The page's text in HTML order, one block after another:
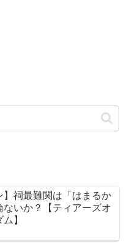
】祠最難関は「はまるか
ないか？【ティアーズオ
】